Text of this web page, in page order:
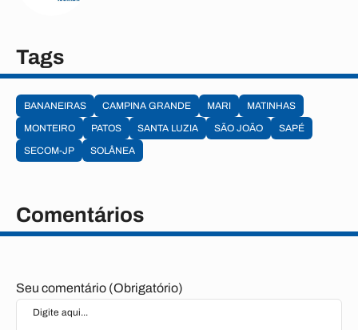
Tags
BANANEIRAS CAMPINA GRANDE MARI
MATINHAS
MONTEIRO
PATOS SANTA LUZIA SÃO JOÃO
SAPÉ
SECOM-JP
SOLÂNEA
Comentários
Seu comentário (Obrigatório)